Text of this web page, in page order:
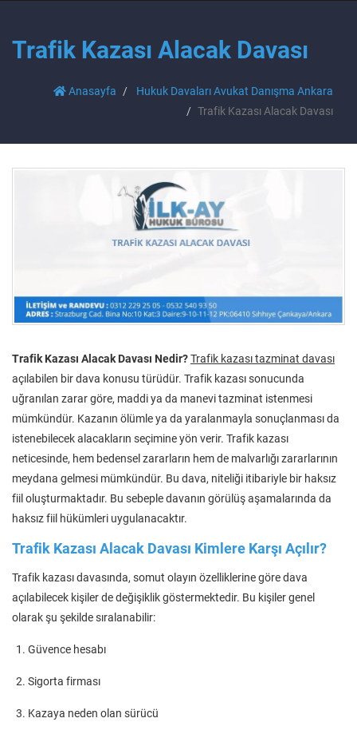
Trafik Kazası Alacak Davası
Anasayfa
Hukuk Davaları Avukat Danışma Ankara
Trafik Kazası Alacak Davası
Trafik Kazası Alacak Davası Nedir?Trafik kazası tazminat davası
açılabilen bir dava konusu türüdür. Trafik kazası sonucunda
uğranılan zarar göre, maddi ya da manevi tazminat istenmesi
mümkündür. Kazanın ölümle ya da yaralanmayla sonuçlanması da
istenebilecek alacakların seçimine yön verir. Trafik kazası
neticesinde, hem bedensel zararların hem de malvarlığı zararlarının
meydana gelmesi mümkündür. Bu dava, niteliği itibariyle bir haksız
fiil oluşturmaktadır. Bu sebeple davanın görülüş aşamalarında da
haksız fiil hükümleri uygulanacaktır.
Trafik Kazası Alacak Davası Kimlere Karşı Açılır?
Trafik kazası davasında, somut olayın özelliklerine göre dava
açılabilecek kişiler de değişiklik göstermektedir. Bu kişiler genel
olarak şu şekilde sıralanabilir:
Güvence hesabı
Sigorta firması
Kazaya neden olan sürücü